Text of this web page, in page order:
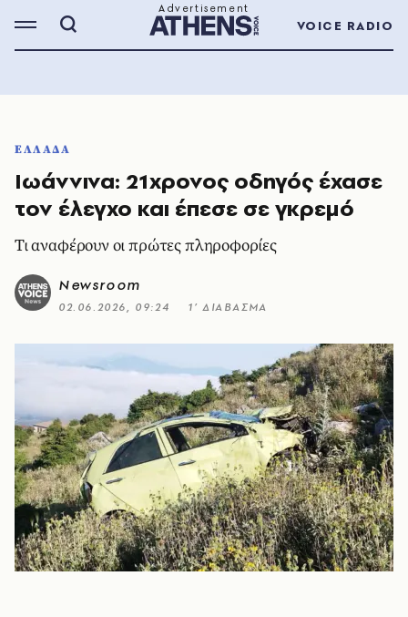
VOICE RADIO
ΕΛΛΑΔΑ
Ιωάννινα: 21χρονος οδηγός έχασε
τον έλεγχο και έπεσε σε γκρεμό
Τι αναφέρουν οι πρώτες πληροφορίες
Newsroom
02.06.2026, 09:24 1’ ΔΙΑΒΑΣΜΑ